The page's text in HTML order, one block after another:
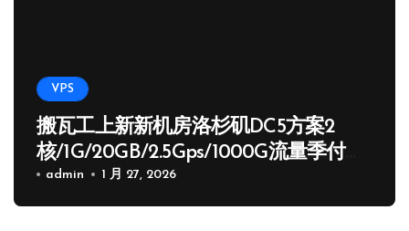
VPS
搬瓦工上新新机房洛杉矶DC5方案2
核/1G/20GB/2.5Gps/1000G流量季付
65.89 USD
admin 1 月 27, 2026